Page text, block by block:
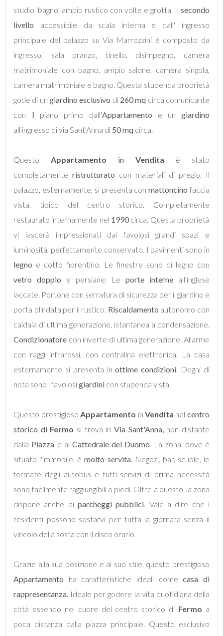
studio, bagno, ampio rustico con volte e grotta. Il secondo
livello accessibile da scala interna e dall' ingresso
principale del palazzo su Via Marrozzini è composto da
ingresso, sala pranzo, tinello, disimpegno, camera
matrimoniale con bagno, ampio salone, camera singola,
camera matrimoniale e bagno. Questa stupenda proprietà
gode di ungiardino esclusivo di260 mq circa comunicante
con il piano primo dall'Appartamento e un giardino
all'ingresso di via Sant'Anna di 50 mq circa.
QuestoAppartamento in Vendita è stato
completamente ristrutturato con materiali di pregio. Il
palazzo, esternamente, si presenta conmattoncino faccia
vista, tipico del centro storico. Completamente
restaurato internamente nel 1990 circa. Questa proprietà
vi lascerà impressionati dai favolosi grandi spazi e
luminosità, perfettamente conservato. I pavimenti sono in
legno e cotto fiorentino. Le finestre sono di legno con
vetro doppio e persiane. Le porte interneall'inglese
laccate. Portone con serratura di sicurezza per il giardino e
porta blindata per il rustico. Riscaldamento autonomo con
caldaia di ultima generazione, istantanea a condensazione.
Condizionatore con inverte di ultima generazione. Allarme
con raggi infrarossi, con centralina elettronica. La casa
esternamente si presenta inottime condizioni. Degni di
nota sono i favolosigiardini con stupenda vista.
Questo prestigiosoAppartamento in Vendita nel centro
storico di Fermo si trova in Via Sant'Anna, non distante
dalla Piazza e al Cattedrale del Duomo. La zona, dove è
situato l'immobile, èmolto servita. Negozi, bar, scuole, le
fermate degli autobus e tutti servizi di prima necessità
sono facilmente raggiungibili a piedi. Oltre a questo, la zona
dispone anche diparcheggi pubblici. Vale a dire che i
residenti possono sostarvi per tutta la giornata senza il
vincolo della sosta con il disco orario.
Grazie alla sua posizione e al suo stile, questo prestigioso
Appartamento ha caratteristiche ideali comecasa di
rappresentanza. Ideale per godere la vita quotidiana della
città essendo nel cuore del centro storico di Fermo a
poca distanza dalla piazza principale. Questo esclusivo
Qualsiasi
1
2
3
4
5
5+
Bagni
minimi
Qualsiasi
4
5+
minime
Qualsiasi
1
2
3
4